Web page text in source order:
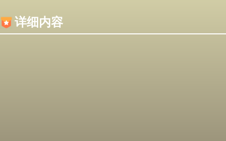
详细内容